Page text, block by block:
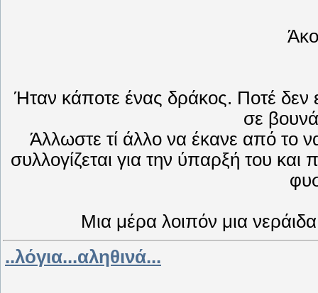
Ήταν κάποτε ένας δράκος. Ποτέ δεν
σε
Άλλωστε τί άλλο να έκανε από το
συλλογίζεται για την ύπαρξή του και
Μια μέρα λοιπόν μια
..λόγια...αληθινά...